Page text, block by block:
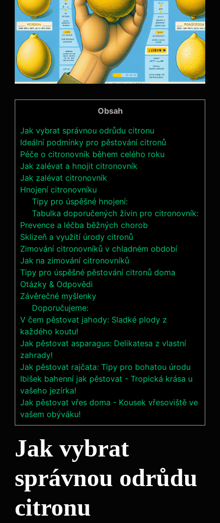
Obsah
Jak vybrat správnou odrůdu citronu
Ideální podmínky pro pěstování citronů
Péče o citronovník během celého roku
Jak zalévat a hnojit citronovník
Jak zalévat citronovník
Hnojení citronovníku
Tipy pro úspěšné hnojení:
Tabulka doporučených živin pro citronovník:
Prevence a léčba běžných chorob
Sklizeň a využití úrody citronů
Zimování citronovníků v chladném období
Jak na zimování citronovníků
Tipy pro úspěšné pěstování citronů doma
Otázky & Odpovědi
Závěrečné myšlenky
Doporučujeme:
V čem pěstovat jahody: Sladké plody z
každého koutu!
Jak pěstovat asparagus: Delikatesa z vlastní
zahrady!
Jak pěstovat rajčata: Tipy pro bohatou úrodu
Ibišek bahenní jak pěstovat - Tropická krása u
vašeho jezírka!
Jak pěstovat vřes doma - Kousek vřesoviště ve
vašem obýváku!
Jak vybrat
správnou odrůdu
citronu